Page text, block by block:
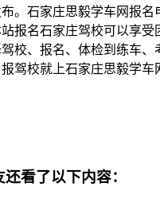
。石家庄思毅学车网报名
报名石家庄驾校可以享受
校、报名、体检到练车、
驾校就上石家庄思毅学车
看了以下内容：